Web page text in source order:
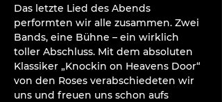
Das letzte Lied des Abends
performten wir alle zusammen. Zwei
Bands, eine Bühne – ein wirklich
toller Abschluss. Mit dem absoluten
Klassiker „Knockin on Heavens Door“
von den Roses verabschiedeten wir
uns und freuen uns schon aufs